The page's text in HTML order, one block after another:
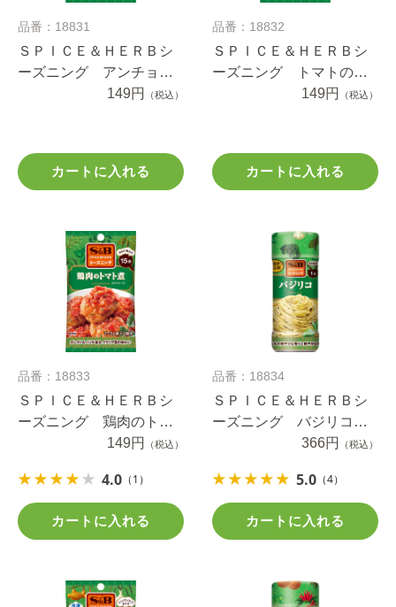
品番：18831
ＳＰＩＣＥ＆ＨＥＲＢシ
ーズニング アンチョビ
149円 （税込）
カートに入れる
品番：18832
ＳＰＩＣＥ＆ＨＥＲＢシ
ーズニング トマトのカ
プレーゼ風 ７ｇ
149円 （税込）
カートに入れる
品番：18833
ＳＰＩＣＥ＆ＨＥＲＢシ
ーズニング 鶏肉のトマ
149円 （税込）
4.0 （1）
カートに入れる
品番：18834
ＳＰＩＣＥ＆ＨＥＲＢシ
ーズニング バジリコ
（ボトル） ４０ｇ
366円 （税込）
5.0 （4）
カートに入れる